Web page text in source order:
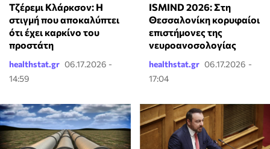
Τζέρεμι Κλάρκσον: Η
στιγμή που αποκαλύπτει
ότι έχει καρκίνο του
προστάτη
healthstat.gr 06.17.2026 -
14:59
ISMIND 2026: Στη
Θεσσαλονίκη κορυφαίοι
επιστήμονες της
νευροανοσολογίας
healthstat.gr 06.17.2026 -
17:04